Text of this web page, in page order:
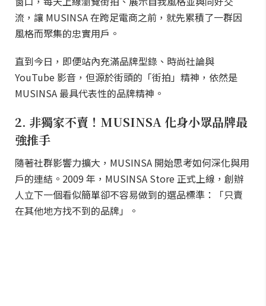
流，讓 MUSINSA 在跨足電商之前，就先累積了一群因
風格而聚集的忠實用戶。
直到今日，即便站內充滿品牌型錄、時尚社論與
YouTube 影音，但源於街頭的「街拍」精神，依然是
MUSINSA 最具代表性的品牌精神。
2. 非獨家不賣！MUSINSA 化身小眾品牌最
強推手
隨著社群影響力擴大，MUSINSA 開始思考如何深化與用
戶的連結。2009 年，MUSINSA Store 正式上線，創辦
人立下一個看似簡單卻不容易做到的選品標準：「只賣
在其他地方找不到的品牌」。